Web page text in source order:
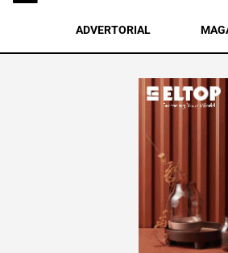
ADVERTORIAL